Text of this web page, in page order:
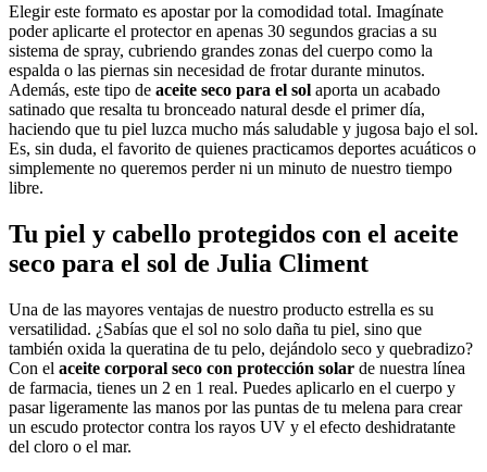
Elegir este formato es apostar por la comodidad total. Imagínate
poder aplicarte el protector en apenas 30 segundos gracias a su
sistema de spray, cubriendo grandes zonas del cuerpo como la
espalda o las piernas sin necesidad de frotar durante minutos.
Además, este tipo de aceite seco para el sol aporta un acabado
satinado que resalta tu bronceado natural desde el primer día,
haciendo que tu piel luzca mucho más saludable y jugosa bajo el sol.
Es, sin duda, el favorito de quienes practicamos deportes acuáticos o
simplemente no queremos perder ni un minuto de nuestro tiempo
libre.
Tu piel y cabello protegidos con el aceite
seco para el sol de Julia Climent
Una de las mayores ventajas de nuestro producto estrella es su
versatilidad. ¿Sabías que el sol no solo daña tu piel, sino que
también oxida la queratina de tu pelo, dejándolo seco y quebradizo?
Con el aceite corporal seco con protección solar de nuestra línea
de farmacia, tienes un 2 en 1 real. Puedes aplicarlo en el cuerpo y
pasar ligeramente las manos por las puntas de tu melena para crear
un escudo protector contra los rayos UV y el efecto deshidratante
del cloro o el mar.